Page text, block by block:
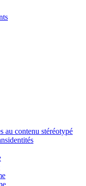
au contenu stéréotypé